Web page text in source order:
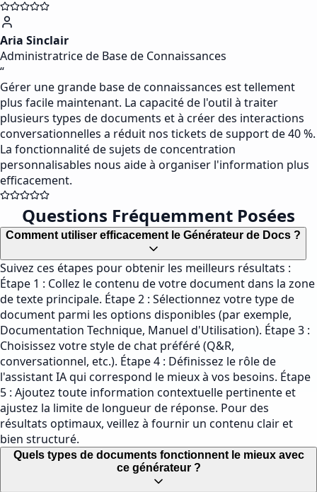
Aria Sinclair
Administratrice de Base de Connaissances
“
Gérer une grande base de connaissances est tellement
plus facile maintenant. La capacité de l'outil à traiter
plusieurs types de documents et à créer des interactions
conversationnelles a réduit nos tickets de support de 40 %.
La fonctionnalité de sujets de concentration
personnalisables nous aide à organiser l'information plus
efficacement.
Questions Fréquemment Posées
Comment utiliser efficacement le Générateur de Docs ?
Suivez ces étapes pour obtenir les meilleurs résultats :
Étape 1 : Collez le contenu de votre document dans la zone
de texte principale. Étape 2 : Sélectionnez votre type de
document parmi les options disponibles (par exemple,
Documentation Technique, Manuel d'Utilisation). Étape 3 :
Choisissez votre style de chat préféré (Q&R,
conversationnel, etc.). Étape 4 : Définissez le rôle de
l'assistant IA qui correspond le mieux à vos besoins. Étape
5 : Ajoutez toute information contextuelle pertinente et
ajustez la limite de longueur de réponse. Pour des
résultats optimaux, veillez à fournir un contenu clair et
bien structuré.
Quels types de documents fonctionnent le mieux avec
ce générateur ?